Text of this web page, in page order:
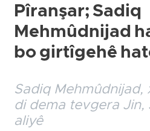
Pîranşar; Sadiq
Mehmûdnijad
bo girtîgehê
Sadiq
di dema tevgera
aliyê